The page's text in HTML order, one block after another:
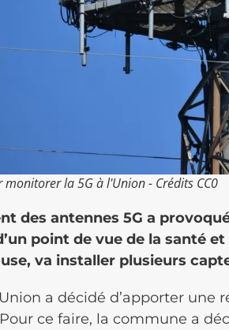
monitorer la 5G à l'Union - Crédits CC0
des antennes 5G a
point de vue de la santé et
va installer plusieurs
a décidé d’apporter une
ce faire, la commune a